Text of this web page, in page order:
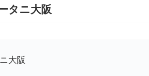
タニ大阪
大阪